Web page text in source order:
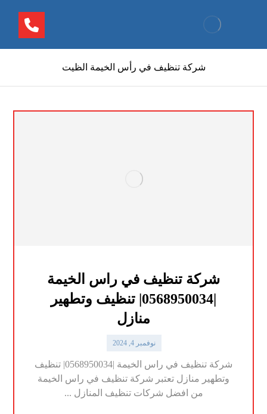
شركة تنظيف في رأس الخيمة الظيت
شركة تنظيف في راس الخيمة
|0568950034| تنظيف وتطهير
منازل
نوفمبر 4, 2024
شركة تنظيف في راس الخيمة |0568950034| تنظيف
وتطهير منازل تعتبر شركة تنظيف في راس الخيمة
من افضل شركات تنظيف المنازل ...